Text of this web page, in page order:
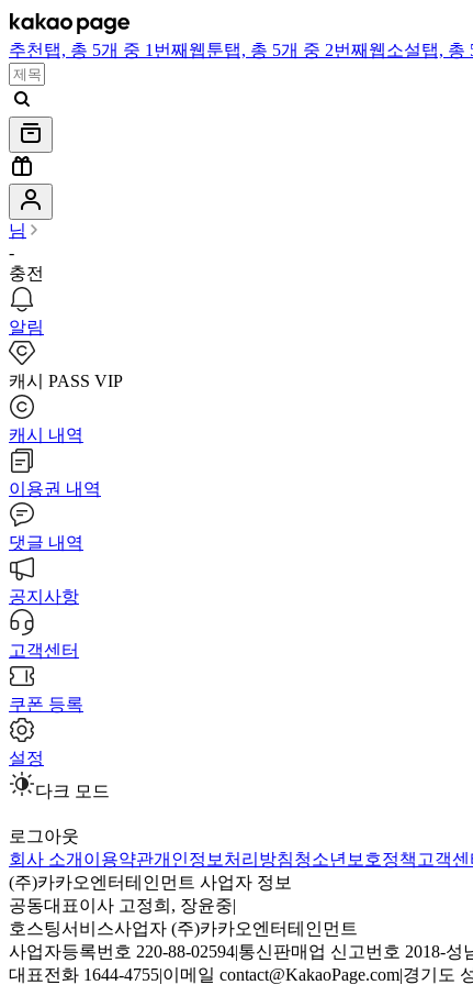
추천 탭, 총 5개 중 1번째 웹툰탭, 총 5개 중 2번째 웹소설탭, 총
님
-
충전
알림
캐시 PASS VIP
캐시 내역
이용권 내역
댓글 내역
공지사항
고객센터
쿠폰 등록
설정
다크 모드
로그아웃
회사 소개 이용약관개인정보처리방침청소년보호정책 고객센
(주)카카오엔터테인먼트 사업자 정보
공동대표이사 고정희, 장윤중|
호스팅서비스사업자 (주)카카오엔터테인먼트
사업자등록번호 220-88-02594|통신판매업 신고번호 2018-성
대표전화 1644-4755|이메일 contact@KakaoPage.com|경기도